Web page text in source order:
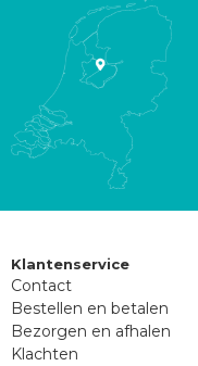
Klantenservice
Contact
Bestellen en betalen
Bezorgen en afhalen
Klachten